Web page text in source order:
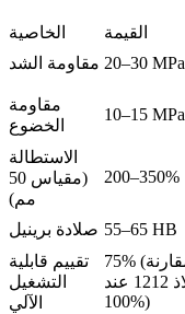
الخاصية القيمة
مقاومة الشد 20–30 MPa
مقاومة
الخضوع
10–15 MPa
الاستطالة
(مقياس 50
مم)
200–350%
صلادة برينيل 55–65 HB
تقييم قابلية
التشغيل
الآلي
75% (مقارنة
بفولاذ 1212 عند
100%)